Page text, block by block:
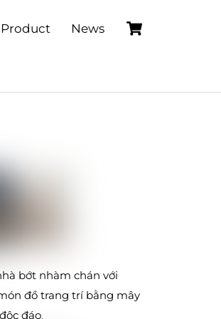
Product News
bớt nhàm chán với
đồ trang trí bằng mây
đáo.